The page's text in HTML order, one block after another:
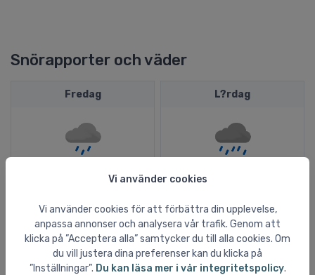
Vi använder cookies
Vi använder cookies för att förbättra din upplevelse,
anpassa annonser och analysera vår trafik. Genom att
klicka på ”Acceptera alla” samtycker du till alla cookies. Om
du vill justera dina preferenser kan du klicka på
”Inställningar”. Du kan läsa mer i vår integritetspolicy.
Snörapporter och väder
Fredag
16ºC
2,3 mm
2,2 m/s
L?rdag
13ºC
1,2 mm
2,0 m/s